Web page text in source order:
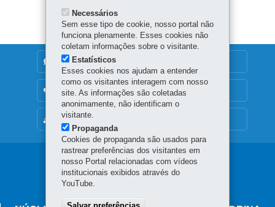
p
MAPA DO SITE
DENUNCIE CORRUPÇÃO
OUVIDORIA
Navegação
principal
Necessários
Sem esse tipo de cookie, nosso portal não
funciona plenamente. Esses cookies não
coletam informações sobre o visitante.
Estatísticos
Esses cookies nos ajudam a entender
como os visitantes interagem com nosso
site. As informações são coletadas
anonimamente, não identificam o
visitante.
Propaganda
Cookies de propaganda são usados para
rastrear preferências dos visitantes em
nosso Portal relacionadas com vídeos
institucionais exibidos através do
YouTube.